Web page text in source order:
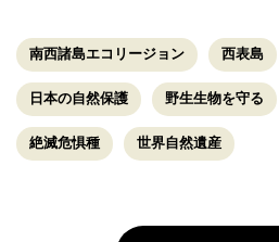
南西諸島エコリージョン 西表島
日本の自然保護 野生生物を守る
絶滅危惧種 世界自然遺産